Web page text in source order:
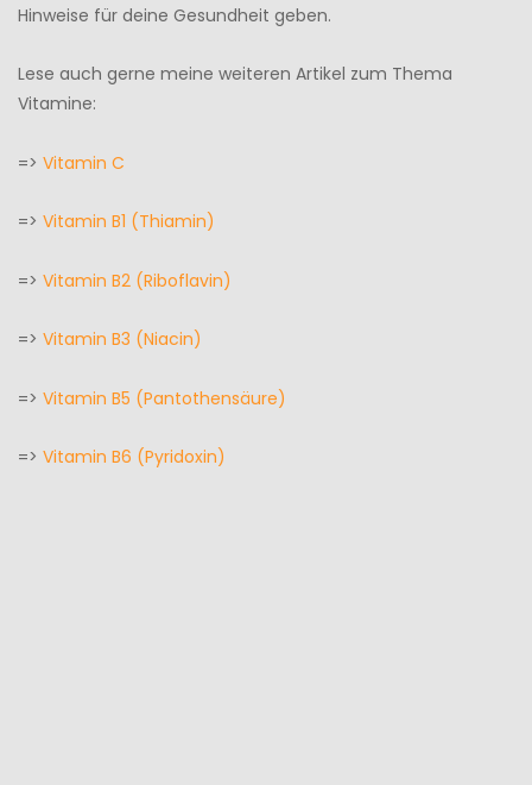
Hinweise für deine Gesundheit geben.
Lese auch gerne meine weiteren Artikel zum Thema
Vitamine:
=> Vitamin C
=> Vitamin B1 (Thiamin)
=> Vitamin B2 (Riboflavin)
=> Vitamin B3 (Niacin)
=> Vitamin B5 (Pantothensäure)
=> Vitamin B6 (Pyridoxin)